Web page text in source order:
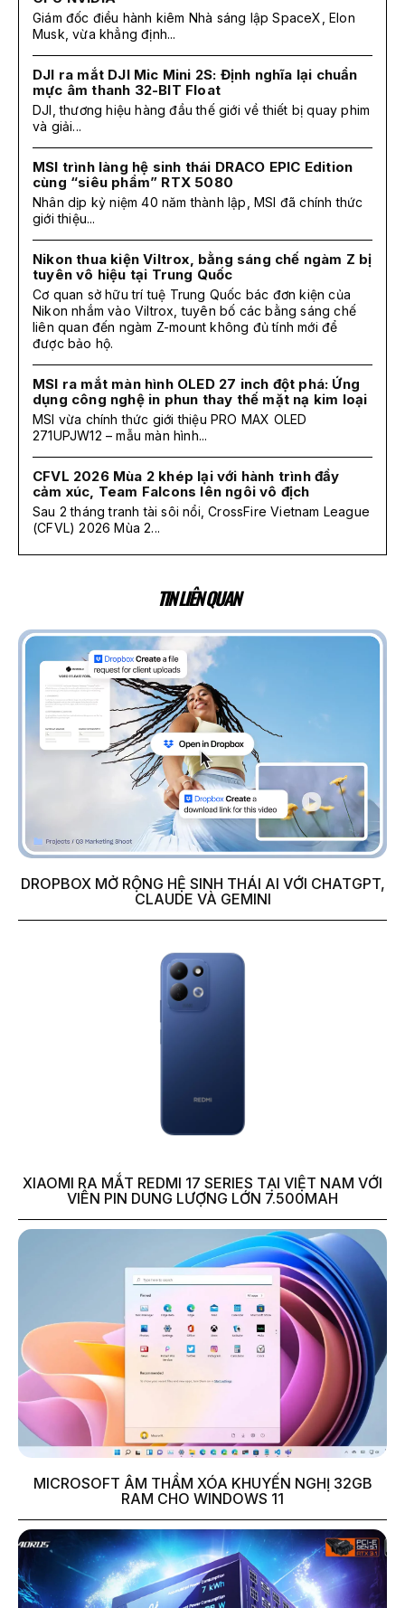
Giám đốc điều hành kiêm Nhà sáng lập SpaceX, Elon
Musk, vừa khẳng định...
DJI ra mắt DJI Mic Mini 2S: Định nghĩa lại chuẩn
mực âm thanh 32-BIT Float
DJI, thương hiệu hàng đầu thế giới về thiết bị quay phim
và giải...
MSI trình làng hệ sinh thái DRACO EPIC Edition
cùng “siêu phẩm” RTX 5080
Nhân dịp kỷ niệm 40 năm thành lập, MSI đã chính thức
giới thiệu...
Nikon thua kiện Viltrox, bằng sáng chế ngàm Z bị
tuyên vô hiệu tại Trung Quốc
Cơ quan sở hữu trí tuệ Trung Quốc bác đơn kiện của
Nikon nhắm vào Viltrox, tuyên bố các bằng sáng chế
liên quan đến ngàm Z-mount không đủ tính mới để
được bảo hộ.
MSI ra mắt màn hình OLED 27 inch đột phá: Ứng
dụng công nghệ in phun thay thế mặt nạ kim loại
MSI vừa chính thức giới thiệu PRO MAX OLED
271UPJW12 – mẫu màn hình...
CFVL 2026 Mùa 2 khép lại với hành trình đầy
cảm xúc, Team Falcons lên ngôi vô địch
Sau 2 tháng tranh tài sôi nổi, CrossFire Vietnam League
(CFVL) 2026 Mùa 2...
TIN LIÊN QUAN
DROPBOX MỞ RỘNG HỆ SINH THÁI AI VỚI CHATGPT,
CLAUDE VÀ GEMINI
XIAOMI RA MẮT REDMI 17 SERIES TẠI VIỆT NAM VỚI
VIÊN PIN DUNG LƯỢNG LỚN 7.500MAH
MICROSOFT ÂM THẦM XÓA KHUYẾN NGHỊ 32GB
RAM CHO WINDOWS 11